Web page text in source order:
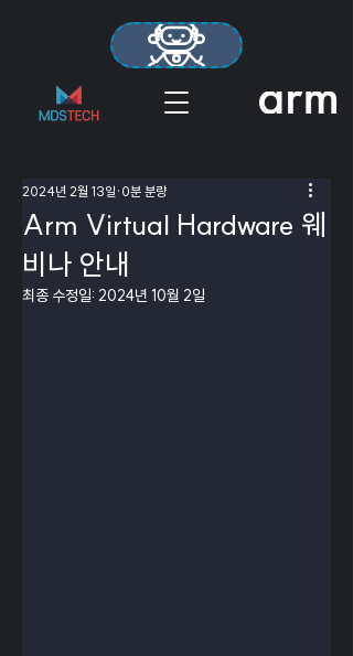
Arm Virtual Hardware 웨
비나 안내
2024년 2월 13일 0분 분량
최종 수정일: 2024년 10월 2일